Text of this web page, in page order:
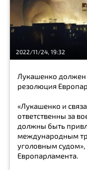
отставка
Show
Блогер
Госдепартамент
МЧС
2022/11/24, 19:32
Лукашенко должен
резолюция
«Лукашенко и
ответственны за
должны быть
международным
уголовным судом»,
Европарламента.